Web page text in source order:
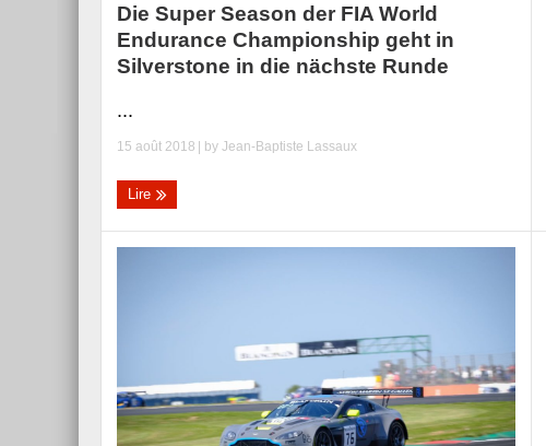
Die Super Season der FIA World
Endurance Championship geht in
Silverstone in die nächste Runde
...
15 août 2018 | by Jean-Baptiste Lassaux
Lire